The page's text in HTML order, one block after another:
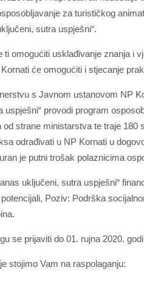
za turističkog
sutra uspješni“.
ti omogućiti usklađivanje znanja i
će omogućiti i stjecanje
s Javnom ustanovom NP
uspješni“ provodi program
od strane ministarstva te traje 180
odrađivati u NP Kornati u
je putni trošak polaznicima
uključeni, sutra uspješni“
Poziv: Podrška
se prijaviti do 01. rujna 2020.
stojimo Vam na raspolaganju: